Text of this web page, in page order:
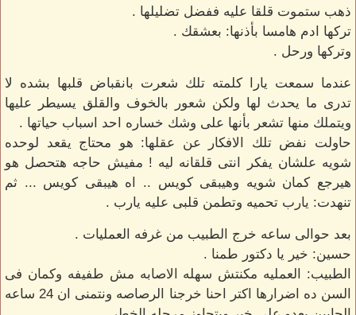
ذهب ستموت قلقا عليه ففضل تضليلها .
تركها ادم هامسا بأذنها: بعشقك .
وتركها ورحل .
عندما سمعت يارا كلمته تلك شعرت بانقباض قلبها بشده لا
تدرى ما يحدث لها ولكن شعور بالخوف والقلق يسيطر عليها
ويتملك منها تشعر بأنها على وشك خساره احد اسباب حياتها .
حاولت نفض تلك الافكار عن عقلها: هو محتاج يقعد لوحده
شويه علشان يفكر انتى قلقانه ليه ! مفيش حاجه هتحصل هو
هيرجع كمان شويه وهيبقى كويس .. اه هيبقى كويس ... ثم
تنهدت: يارب تحميه وتطمن قلبى عليه يارب .
بعد حوالى ساعه خرج الطبيب من غرفه العمليات .
حسين: خير يا دكتور طمنا .
الطبيب: العمليه مكنتش سهله الاصابه مش طفيفه وكمان فى
السن ده اضرارها اكتر احنا خرجنا الرصاصه ونتمنى ان 24 ساعه